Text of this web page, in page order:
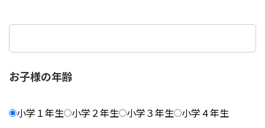
お子様の年齢
小学１年生 小学２年生 小学３年生 小学４年生